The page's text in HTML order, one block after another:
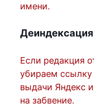
имени.
Если редакция
убираем ссылку
выдачи Яндекс
на забвение.